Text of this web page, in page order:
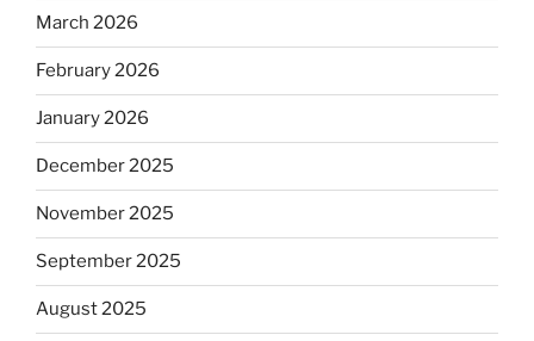
March 2026
February 2026
January 2026
December 2025
November 2025
September 2025
August 2025